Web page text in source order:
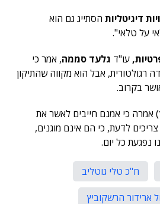
דיגיטליות הסתייג גם הוא
על טלאי".
עו"ד גלעד סממה, אמר כי
רגולטורית, אבל הוא מקווה שהתיקון
) אמרה כי אמנם חייבים לאשר את
לדעת, כי הם אינם מוגנים,
נפגעת כל יום.
ח"כ טלי גוטליב
ארידור הרשקוביץ